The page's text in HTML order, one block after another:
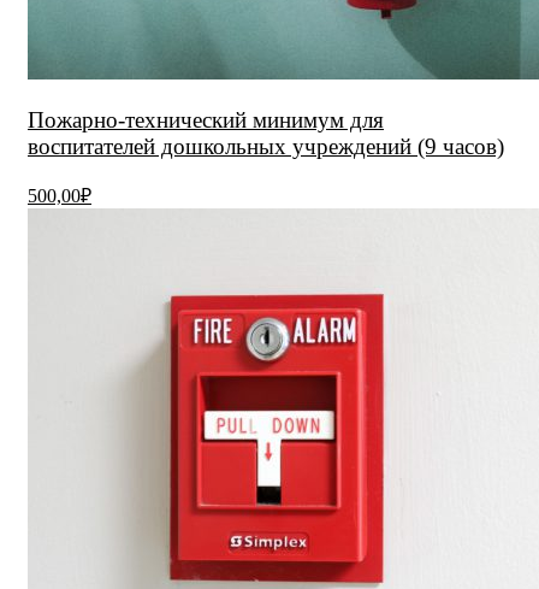
Пожарно-технический минимум для
воспитателей дошкольных учреждений (9 часов)
500,00₽